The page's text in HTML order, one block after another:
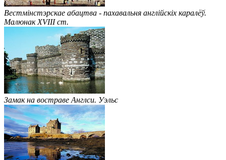
Вестмінстэрскае абацтва - пахавальня англійскіх каралёў.
Малюнак XVIII ст.
Замак на востраве Англси. Уэльс